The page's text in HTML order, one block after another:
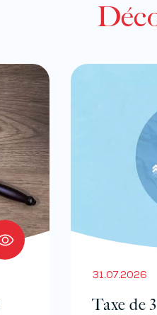
31.07.2026
Taxe de